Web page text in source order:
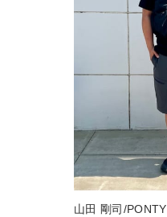
山田 剛司/PONTY